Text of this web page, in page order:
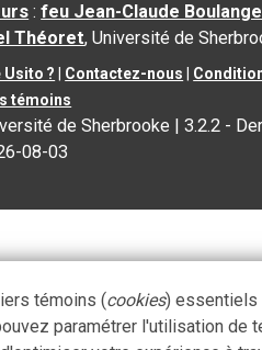
:feu Jean-Claude
Théoret, Université de
Usito ? Contactez-nous
témoins
de Sherbrooke |3.2.2 -
08-03
témoins (cookies) essentiels
paramétrer l'utilisation de